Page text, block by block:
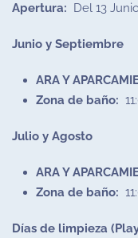
Apertura: Del 13
Junio y Septiembre
ARA Y
Zona de baño:
Julio y Agosto
ARA Y
Zona de baño:
Días de limpieza